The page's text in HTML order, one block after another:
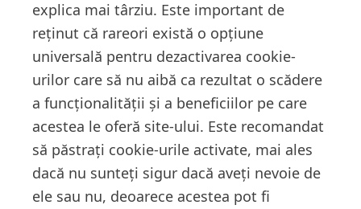
explica mai târziu. Este important de
reținut că rareori există o opțiune
universală pentru dezactivarea cookie-
urilor care să nu aibă ca rezultat o scădere
a funcționalității și a beneficiilor pe care
acestea le oferă site-ului. Este recomandat
să păstrați cookie-urile activate, mai ales
dacă nu sunteți sigur dacă aveți nevoie de
ele sau nu, deoarece acestea pot fi